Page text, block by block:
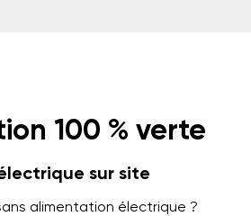
100 % verte
sur site
alimentation électrique ?